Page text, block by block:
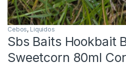
Cebos, Liquidos
Sbs Baits Hookbait
Sweetcorn 80ml